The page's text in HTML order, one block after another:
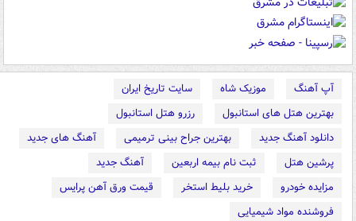
آپ آهنگ موزیک شاه
سایت تاریخ ایران
بهترین هتل های استانبول
رزرو هتل استانبول
دانلود آهنگ جدید
بهترین جراح بینی ترمیمی
آهنگ های جدید
پرشین هتل
ثبت نام بیمه اربعین
آهنگ جدید
مزایده خودرو
خرید بلیط استخر
قیمت ورق آهن پرایس
فروشنده مواد شیمیایی